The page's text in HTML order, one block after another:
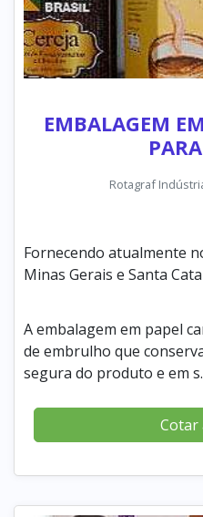
EMBALAGEM
Rotagraf
Fornecendo atualmente
Minas Gerais e Santa
A embalagem em papel
de embrulho que
segura do produto e em
Cotar